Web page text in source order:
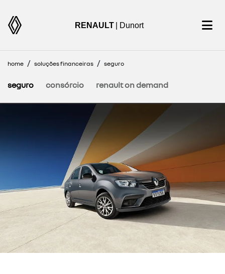
RENAULT | Dunort
home soluções financeiras seguro
consórcio
seguro renault on demand